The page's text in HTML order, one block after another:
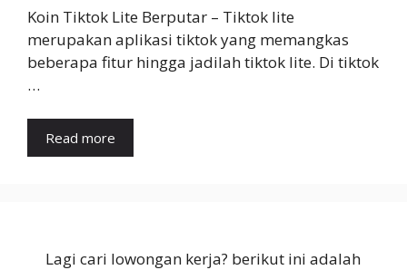
Koin Tiktok Lite Berputar – Tiktok lite
merupakan aplikasi tiktok yang memangkas
beberapa fitur hingga jadilah tiktok lite. Di tiktok
…
Read more
Lagi cari lowongan kerja? berikut ini adalah